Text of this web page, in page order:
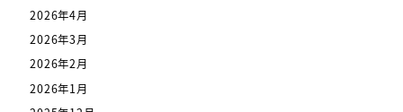
2026年4月
2026年3月
2026年2月
2026年1月